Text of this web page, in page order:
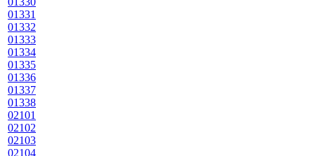
01331
01332
01333
01334
01335
01336
01337
01338
02101
02102
02103
02104